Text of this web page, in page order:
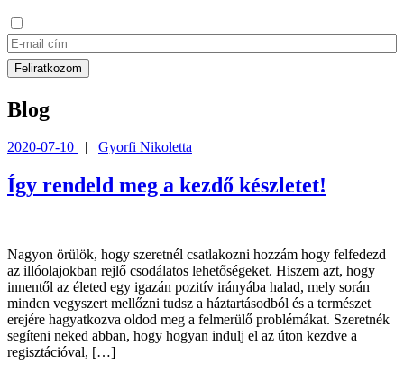
Blog
2020-07-10 | Gyorfi Nikoletta
Így rendeld meg a kezdő készletet!
Nagyon örülök, hogy szeretnél csatlakozni hozzám hogy felfedezd
az illóolajokban rejlő csodálatos lehetőségeket. Hiszem azt, hogy
innentől az életed egy igazán pozitív irányába halad, mely során
minden vegyszert mellőzni tudsz a háztartásodból és a természet
erejére hagyatkozva oldod meg a felmerülő problémákat. Szeretnék
segíteni neked abban, hogy hogyan indulj el az úton kezdve a
regisztációval, […]